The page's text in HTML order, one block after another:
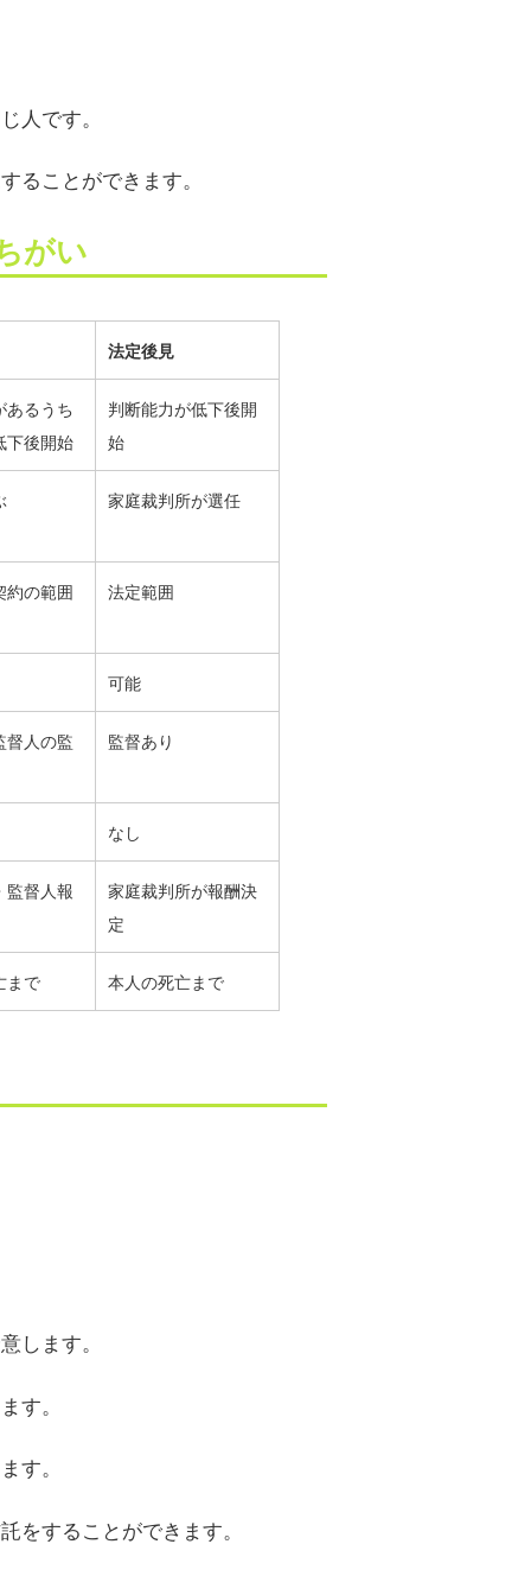
人です。
ることができます。
がい
法定後見
あるうち
下後開始
判断能力が低下後開
始
家庭裁判所が選任
約の範囲
法定範囲
可能
督人の監
監督あり
なし
監督人報
家庭裁判所が報酬決
定
まで 本人の死亡まで
します。
す。
す。
をすることができます。